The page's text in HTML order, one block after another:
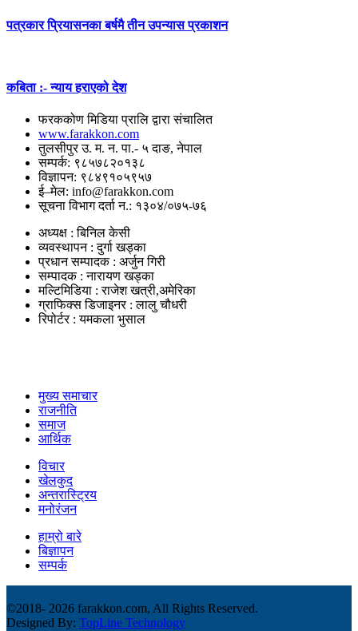
पत्रकार प्रियासनका बर्षमै तीन उपन्यास प्रकाशन
कबिता :- न्याय हराएको देश
फरककोण मिडिया प्रालि द्वारा संचालित
www.farakkon.com
तुलसीपुर उ. म. न. पा.- ५ दाङ, नेपाल
सम्पर्क: ९८५७८२०१३८
विज्ञापन: ९८४९१०५९५७
ई–मेल: info@farakkon.com
सूचना विभाग दर्ता न.: १३०४/०७५-७६
अध्यक्ष : बिनिल केसी
व्यवस्थापन : दुर्गा खड्का
प्रधान सम्पादक : अर्जुन गिरी
सम्पादक : नारायण खड्का
मल्टिमिडिया : राजेश खत्री,अमेरिका
ग्राफिक्स डिजाइनर : लालु चौधरी
रिपोर्टर : यमकला भुसाल
मुख्य समाचार
राजनीति
समाज
आर्थिक
विचार
खेलकुद
अन्तरास्ट्रिय
मनोरंजन
हाम्रो बारे
बिज्ञापन
सम्पर्क
©2018- 2026 farakkon.com, All Rights Reserved.
Designed By: TopLine Technology